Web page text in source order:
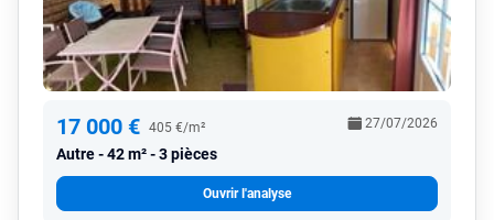
17 000 € 405 €/m²
Autre 42 m² - 3 pièces
27/07/2026
Ouvrir l'analyse